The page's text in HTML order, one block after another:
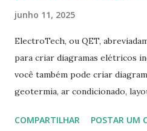
junho 11, 2025
ElectroTech, ou QET,
para criar diagramas elétricos
você também pode criar
geotermia, ar condicionado,
Na última versão 0.100, a
COMPARTILHAR POSTAR UM